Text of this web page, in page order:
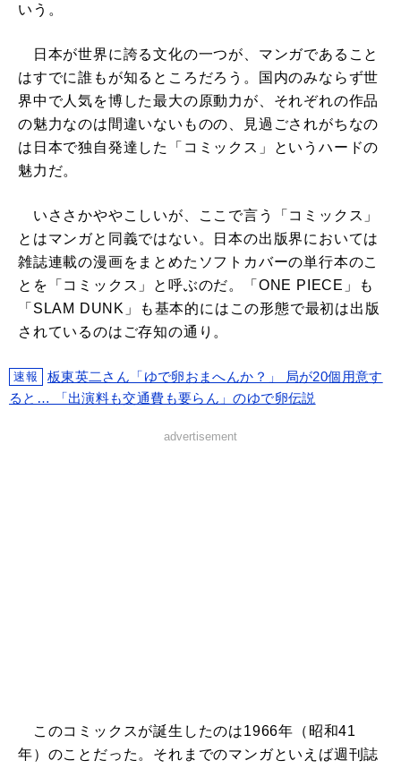
いう。
日本が世界に誇る文化の一つが、マンガであること
はすでに誰もが知るところだろう。国内のみならず世
界中で人気を博した最大の原動力が、それぞれの作品
の魅力なのは間違いないものの、見過ごされがちなの
は日本で独自発達した「コミックス」というハードの
魅力だ。
いささかややこしいが、ここで言う「コミックス」
とはマンガと同義ではない。日本の出版界においては
雑誌連載の漫画をまとめたソフトカバーの単行本のこ
とを「コミックス」と呼ぶのだ。「ONE PIECE」も
「SLAM DUNK」も基本的にはこの形態で最初は出版
されているのはご存知の通り。
速報
板東英二さん「ゆで卵おまへんか？」 局が20個用意す
ると… 「出演料も交通費も要らん」のゆで卵伝説
advertisement
このコミックスが誕生したのは1966年（昭和41
年）のことだった。それまでのマンガといえば週刊誌